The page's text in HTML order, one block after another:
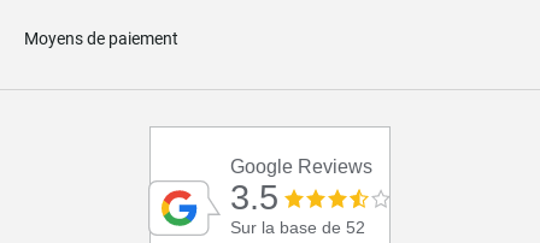
Moyens de paiement
Google Reviews
3.5
Sur la base de 52